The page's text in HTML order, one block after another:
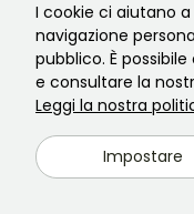
I cookie ci aiutano
navigazione
pubblico. È
e consultare la
Leggi la nostra
Impostare
Unisciti alla